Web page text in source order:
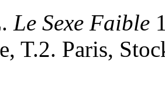
Le Sexe Faible
T.2. Paris,